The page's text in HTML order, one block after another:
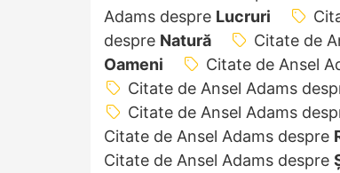
Adams despre Lucruri
despre Natură Citate de
Oameni
Citate de Ansel
Citate de Ansel Adams
Citate de Ansel Adams
Citate de Ansel Adams despre
Citate de Ansel Adams despre